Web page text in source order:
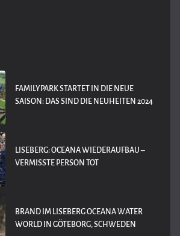
FAMILYPARK STARTET IN DIE NEUE
SAISON: DAS SIND DIE NEUHEITEN 2024
LISEBERG: OCEANA WIEDERAUFBAU –
VERMISSTE PERSON TOT
BRAND IM LISEBERG OCEANA WATER
WORLD IN GÖTEBORG, SCHWEDEN